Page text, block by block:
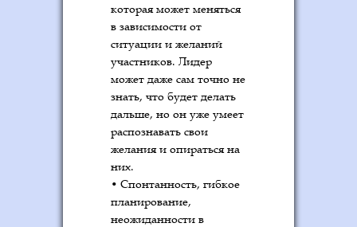
которая может меняться
в зависимости от
ситуации и желаний
участников. Лидер
может даже сам точно не
знать, что будет делать
дальше, но он уже умеет
распознавать свои
желания и опираться на
них.
• Спонтанность, гибкое
планирование,
неожиданности в